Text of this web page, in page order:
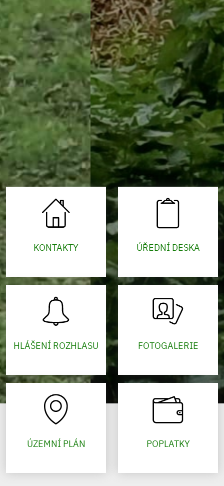
KONTAKTY ÚŘEDNÍ DESKA
HLÁŠENÍ ROZHLASU FOTOGALERIE
ÚZEMNÍ PLÁN POPLATKY